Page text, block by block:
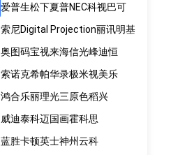
爱普生松下夏普NEC科视巴可
索尼Digital Projection丽讯明基
奥图码宝视来海信光峰迪恒
索诺克希帕华录极米视美乐
鸿合乐丽理光三原色稻兴
威迪泰科迈国画霍科思
蓝胜卡顿英士神州云科